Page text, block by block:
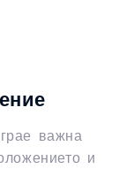
важна
и